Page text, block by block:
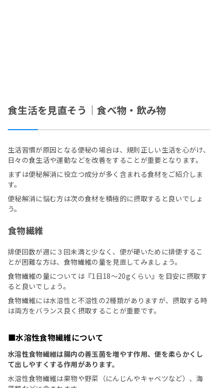
食生活を見直そう｜食べ物・飲み物
生活習慣が原因となる便秘の場合は、規則正しい生活を心がけ、
日々の食生活や運動などを改善をすることが重要となります。
まずは便秘解消に役立つ成分が多く含まれる食材をご紹介しま
す。
便秘解消に悩む方は次の食材を積極的に摂取すると良いでしょ
う。
食物繊維
排便回数が週に３回未満と少なく、便が硬いために排便するこ
とが困難な方は、食物繊維の量を見直してみましょう。
食物繊維の量については『1日18〜20gくらい』を目安に摂取す
ると良いでしょう。
食物繊維には水溶性と不溶性の2種類がありますが、摂取する時
は両方をバランス良く摂取することが重要です。
■水溶性食物繊維について
水溶性食物繊維は腸内の善玉菌を増やす作用、便を柔らかくし
て出しやすくする作用があります。
水溶性食物繊維は果物や野菜（にんじんやキャベツなど）、海